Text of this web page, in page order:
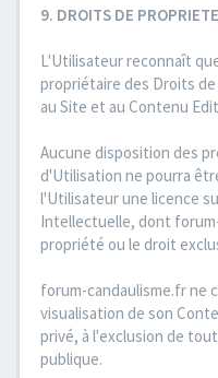
9. DROITS DE
L'Utilisateur reconnaît
propriétaire des Droits
au Site et au Contenu
Aucune disposition des
d'Utilisation ne pourra
l'Utilisateur une licence
Intellectuelle, dont
propriété ou le droit
forum-candaulisme.fr ne
visualisation de son
privé, à l'exclusion de
publique.